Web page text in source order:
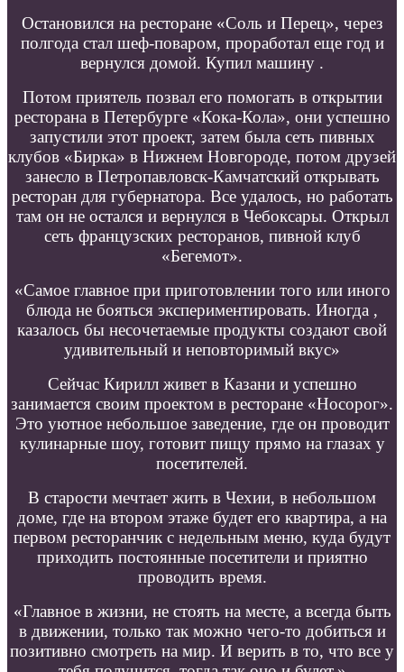
Остановился на ресторане «Соль и Перец», через
полгода стал шеф-поваром, проработал еще год и
вернулся домой. Купил машину .
Потом приятель позвал его помогать в открытии
ресторана в Петербурге «Кока-Кола», они успешно
запустили этот проект, затем была сеть пивных
клубов «Бирка» в Нижнем Новгороде, потом друзей
занесло в Петропавловск-Камчатский открывать
ресторан для губернатора. Все удалось, но работать
там он не остался и вернулся в Чебоксары. Открыл
сеть французских ресторанов, пивной клуб
«Бегемот».
«Самое главное при приготовлении того или иного
блюда не бояться экспериментировать. Иногда ,
казалось бы несочетаемые продукты создают свой
удивительный и неповторимый вкус»
Сейчас Кирилл живет в Казани и успешно
занимается своим проектом в ресторане «Носорог».
Это уютное небольшое заведение, где он проводит
кулинарные шоу, готовит пищу прямо на глазах у
посетителей.
В старости мечтает жить в Чехии, в небольшом
доме, где на втором этаже будет его квартира, а на
первом ресторанчик с недельным меню, куда будут
приходить постоянные посетители и приятно
проводить время.
«Главное в жизни, не стоять на месте, а всегда быть
в движении, только так можно чего-то добиться и
позитивно смотреть на мир. И верить в то, что все у